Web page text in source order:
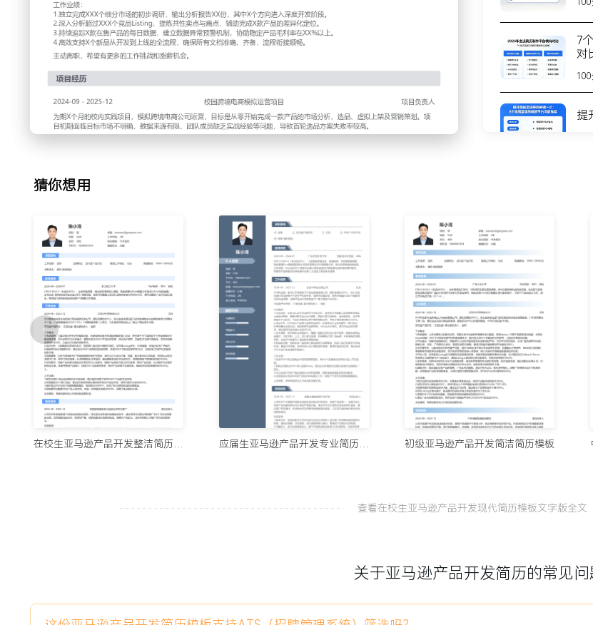
围；使用Helium X和Jungle Scout等工具收集市场数据，分析产品销量、价格、评分及评
论数量；筛选出具有稳定需求且竞争适中的产品机会，输出市场调研报告XX份，为团队决
策提供依据，初步选品方向通过率提升XXX%。
2.竞品分析：负责对标产品的深度分析，拆解竞品的Listing页面、核心卖点、定价策略和
广告投放情况；跟踪竞品的排名变化与促销活动，记录其产品迭代与升级路径；将分析结
果整理为标准化表格，识别出自身产品的差异化切入点和优化空间，使得后续产品优化建
议采纳率提升XXX%。
3.数据追踪：每日监控已上线产品的核心销售数据，包括BSR排名、广告花费、自然订单
周期平均缩短XXX小时。
数、图片和认证文件；协助整理产品上架所需的文案、关键词和五点描述草稿；跟进样品
采购与测试进度，记录测试反馈并更新到共享文档；通过优化文件管理方法，使得团队内
部资料查找效率提升XXX%。
工作业绩：
1.独立完成XXX个细分市场的初步调研，输出分析报告XX份，其中X个方向进入深度开发
阶段。
2.深入分析超过XXX个竞品Listing，提炼共性卖点与痛点，辅助完成X款产品的差异化定
位。
3.持续追踪X款在售产品的每日数据，建立数据异常预警机制，协助稳定产品毛利率在XX%
以上。
4.高效支持X个新品从开发到上线的全流程，确保所有文档准确、齐备，流程衔接顺畅。
主动离职，希望有更多的工作挑战和涨薪机会。
场分析、选品、虚拟上架及营销策划。项目初期面临目标市场不明确、数据来源有限、团
7
对
提
8
100
猜你想用
初级亚马逊产品开发简洁简历模板
查看在校生亚马逊产品开发现代简历模板文字版全文
关于亚马逊产品开发简历的常见问